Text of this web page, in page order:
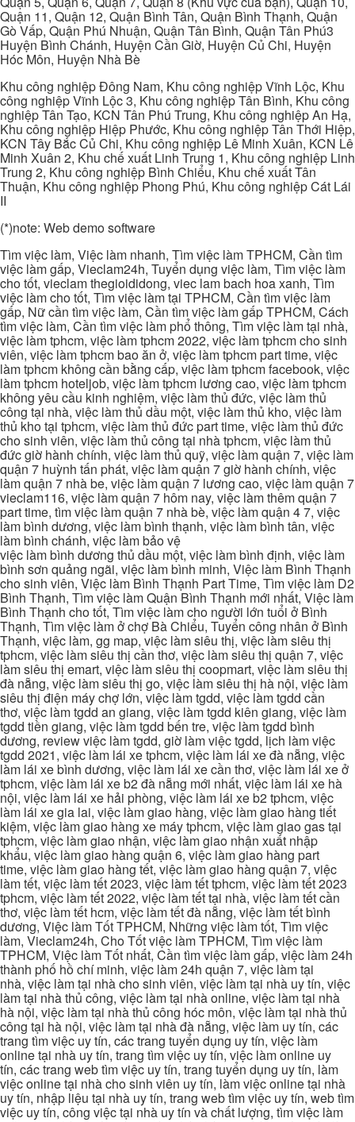
Quận 11, Quận 12, Quận Bình Tân, Quận Bình Thạnh, Quận
Gò Vấp, Quận Phú Nhuận, Quận Tân Bình, Quận Tân Phú3
Huyện Bình Chánh, Huyện Cần Giờ, Huyện Củ Chi, Huyện
Hóc Môn, Huyện Nhà Bè
Khu công nghiệp Đông Nam, Khu công nghiệp Vĩnh Lộc, Khu
công nghiệp Vĩnh Lộc 3, Khu công nghiệp Tân Bình, Khu công
nghiệp Tân Tạo, KCN Tân Phú Trung, Khu công nghiệp An Hạ,
Khu công nghiệp Hiệp Phước, Khu công nghiệp Tân Thới Hiệp,
KCN Tây Bắc Củ Chi, Khu công nghiệp Lê Minh Xuân, KCN Lê
Minh Xuân 2, Khu chế xuất Linh Trung 1, Khu công nghiệp Linh
Trung 2, Khu công nghiệp Bình Chiểu, Khu chế xuất Tân
Thuận, Khu công nghiệp Phong Phú, Khu công nghiệp Cát Lái
II
(*)note: Web demo software
Tìm việc làm, Việc làm nhanh, Tìm việc làm TPHCM, Cần tìm
việc làm gấp, Vieclam24h, Tuyển dụng việc làm, Tìm việc làm
cho tốt, vieclam thegioididong, viec lam bach hoa xanh, Tìm
việc làm cho tốt, Tìm việc làm tại TPHCM, Cần tìm việc làm
gấp, Nữ cần tìm việc làm, Cần tìm việc làm gấp TPHCM, Cách
tìm việc làm, Cần tìm việc làm phổ thông, Tìm việc làm tại nhà,
việc làm tphcm, việc làm tphcm 2022, việc làm tphcm cho sinh
viên, việc làm tphcm bao ăn ở, việc làm tphcm part time, việc
làm tphcm không cần bằng cấp, việc làm tphcm facebook, việc
làm tphcm hoteljob, việc làm tphcm lương cao, việc làm tphcm
không yêu cầu kinh nghiệm, việc làm thủ đức, việc làm thủ
công tại nhà, việc làm thủ dầu một, việc làm thủ kho, việc làm
thủ kho tại tphcm, việc làm thủ đức part time, việc làm thủ đức
cho sinh viên, việc làm thủ công tại nhà tphcm, việc làm thủ
đức giờ hành chính, việc làm thủ quỹ, việc làm quận 7, việc làm
quận 7 huỳnh tấn phát, việc làm quận 7 giờ hành chính, việc
làm quận 7 nhà be, việc làm quận 7 lương cao, việc làm quận 7
vieclam116, việc làm quận 7 hôm nay, việc làm thêm quận 7
part time, tìm việc làm quận 7 nhà bè, việc làm quận 4 7, việc
làm bình dương, việc làm bình thạnh, việc làm bình tân, việc
làm bình chánh, việc làm bảo vệ
việc làm bình dương thủ dầu một, việc làm bình định, việc làm
bình sơn quảng ngãi, việc làm bình minh, Việc làm Bình Thạnh
cho sinh viên, Việc làm Bình Thạnh Part Time, Tìm việc làm D2
Bình Thạnh, Tìm việc làm Quận Bình Thạnh mới nhất, Việc làm
Bình Thạnh cho tốt, Tìm việc làm cho người lớn tuổi ở Bình
Thạnh, Tìm việc làm ở chợ Bà Chiểu, Tuyển công nhân ở Bình
Thạnh, việc làm, gg map, việc làm siêu thị, việc làm siêu thị
tphcm, việc làm siêu thị cần thơ, việc làm siêu thị quận 7, việc
làm siêu thị emart, việc làm siêu thị coopmart, việc làm siêu thị
đà nẵng, việc làm siêu thị go, việc làm siêu thị hà nội, việc làm
siêu thị điện máy chợ lớn, việc làm tgdd, việc làm tgdd cần
thơ, việc làm tgdd an giang, việc làm tgdd kiên giang, việc làm
tgdd tiền giang, việc làm tgdd bến tre, việc làm tgdd bình
dương, review việc làm tgdd, giờ làm việc tgdd, lịch làm việc
tgdd 2021, việc làm lái xe tphcm, việc làm lái xe đà nẵng, việc
làm lái xe bình dương, việc làm lái xe cần thơ, việc làm lái xe ở
tphcm, việc làm lái xe b2 đà nẵng mới nhất, việc làm lái xe hà
nội, việc làm lái xe hải phòng, việc làm lái xe b2 tphcm, việc
làm lái xe gia lai, việc làm giao hàng, việc làm giao hàng tiết
kiệm, việc làm giao hàng xe máy tphcm, việc làm giao gas tại
tphcm, việc làm giao nhận, việc làm giao nhận xuất nhập
khẩu, việc làm giao hàng quận 6, việc làm giao hàng part
time, việc làm giao hàng tết, việc làm giao hàng quận 7, việc
làm tết, việc làm tết 2023, việc làm tết tphcm, việc làm tết 2023
tphcm, việc làm tết 2022, việc làm tết tại nhà, việc làm tết cần
thơ, việc làm tết hcm, việc làm tết đà nẵng, việc làm tết bình
dương, Việc làm Tốt TPHCM, Những việc làm tốt, Tìm việc
làm, Vieclam24h, Cho Tốt việc làm TPHCM, Tìm việc làm
TPHCM, Việc làm Tốt nhất, Cần tìm việc làm gấp, việc làm 24h
thành phố hồ chí minh, việc làm 24h quận 7, việc làm tại
nhà, việc làm tại nhà cho sinh viên, việc làm tại nhà uy tín, việc
làm tại nhà thủ công, việc làm tại nhà online, việc làm tại nhà
hà nội, việc làm tại nhà thủ công hóc môn, việc làm tại nhà thủ
công tại hà nội, việc làm tại nhà đà nẵng, việc làm uy tín, các
trang tìm việc uy tín, các trang tuyển dụng uy tín, việc làm
online tại nhà uy tín, trang tìm việc uy tín, việc làm online uy
tín, các trang web tìm việc uy tín, trang tuyển dụng uy tín, làm
việc online tại nhà cho sinh viên uy tín, làm việc online tại nhà
uy tín, nhập liệu tại nhà uy tín, trang web tìm việc uy tín, web tìm
việc uy tín, công việc tại nhà uy tín và chất lượng, tìm việc làm